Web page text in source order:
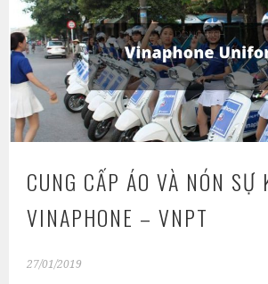
CUNG CẤP ÁO VÀ NÓN SỰ
VINAPHONE – VNPT
27/01/2019